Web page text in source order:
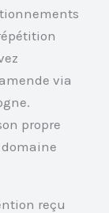
via
propre
reçu